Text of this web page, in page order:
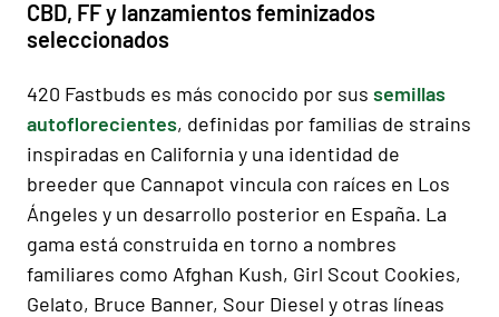
CBD, FF y lanzamientos feminizados
seleccionados
420 Fastbuds es más conocido por sus semillas
autoflorecientes, definidas por familias de strains
inspiradas en California y una identidad de
breeder que Cannapot vincula con raíces en Los
Ángeles y un desarrollo posterior en España. La
gama está construida en torno a nombres
familiares como Afghan Kush, Girl Scout Cookies,
Gelato, Bruce Banner, Sour Diesel y otras líneas